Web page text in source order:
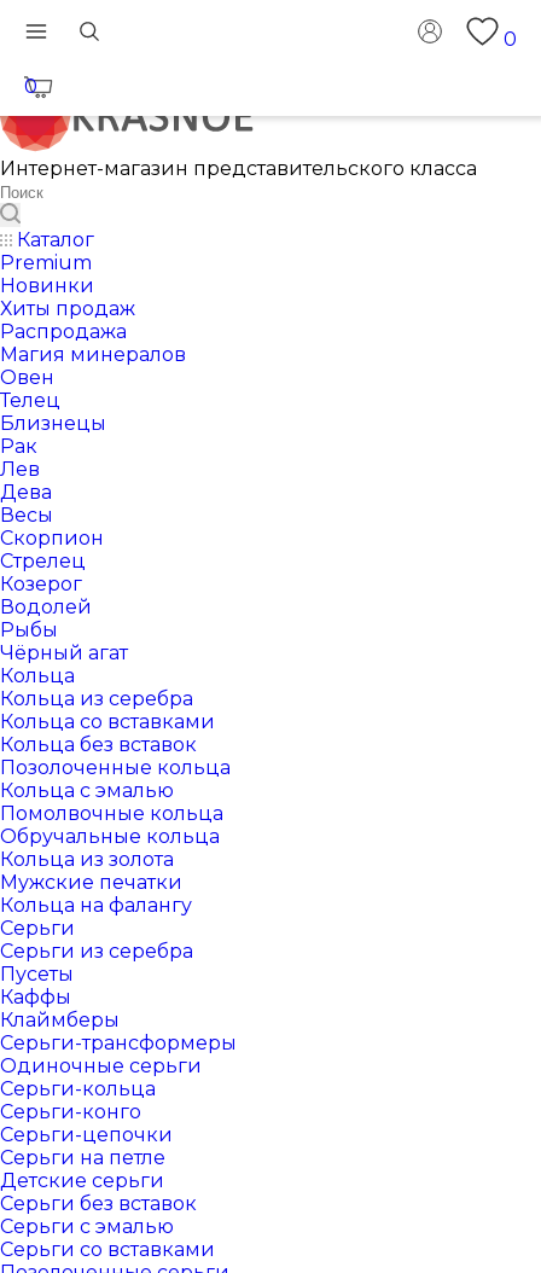
0
0
Интернет-магазин представительского класса
Каталог
Premium
Новинки
Хиты продаж
Распродажа
Магия минералов
Овен
Телец
Близнецы
Рак
Лев
Дева
Весы
Скорпион
Стрелец
Козерог
Водолей
Рыбы
Чёрный агат
Кольца
Кольца из серебра
Кольца со вставками
Кольца без вставок
Позолоченные кольца
Кольца с эмалью
Помолвочные кольца
Обручальные кольца
Кольца из золота
Мужские печатки
Кольца на фалангу
Серьги
Серьги из серебра
Пусеты
Каффы
Клаймберы
Серьги-трансформеры
Одиночные серьги
Серьги-кольца
Серьги-конго
Серьги-цепочки
Серьги на петле
Детские серьги
Серьги без вставок
Серьги с эмалью
Серьги со вставками